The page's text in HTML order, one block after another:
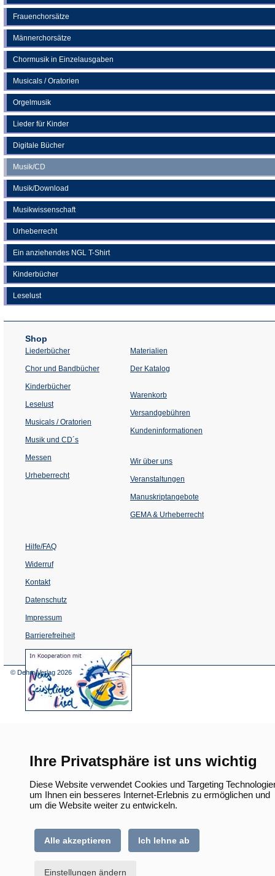
Ihre Privatsphäre ist uns wichtig
Diese Website verwendet Cookies und Targeting
um Ihnen ein besseres Internet-Erlebnis zu ermöglichen und
um die Website weiter zu entwickeln.
Alle akzeptieren Ich lehne ab
Einstellungen ändern
Frauenchorsätze
Männerchorsätze
Chormusik in Einzelausgaben
Musicals / Oratorien
Orgelmusik
Lieder für Kinder
Digitale Bücher
Musik/CD
Musik/Download
Musikwissenschaft
Urheberrecht
Ein anziehendes NGL T-Shirt
Kinderbücher
Leselust
Shop
Liederbücher
Chor und Bandbücher
Kinderbücher
Leselust
Musicals / Oratorien
Musik und CD´s
Messen
Urheberrecht
Materialien
Der Katalog
Warenkorb
Versandgebühren
Kundeninformationen
Wir über uns
Veranstaltungen
einem
Tab)
Manuskriptangebote
GEMA & Urheberrecht
Hilfe/FAQ
Widerruf
Kontakt
Datenschutz
Impressum
Barrierefreiheit
(Öffnet
in
© Dehm Verlag 2026